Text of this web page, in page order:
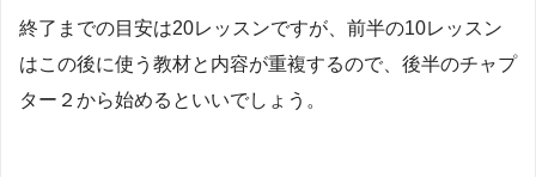
終了までの目安は20レッスンですが、前半の10レッスン
はこの後に使う教材と内容が重複するので、後半のチャプ
ター２から始めるといいでしょう。